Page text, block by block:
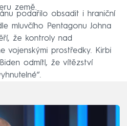
země.
podařilo obsadit i hraniční
mluvčího Pentagonu Johna
že kontroly nad
vojenskými prostředky. Kirbi
odmítl, že vítězství